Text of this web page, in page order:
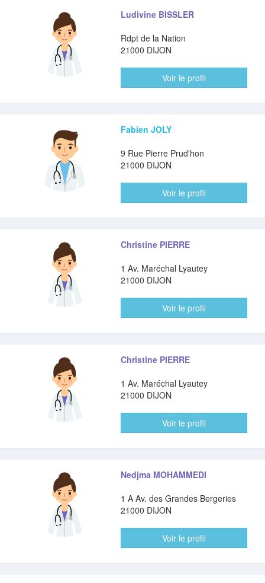
Ludivine BISSLER
Rdpt de la Nation
21000 DIJON
Voir le profil
Fabien JOLY
9 Rue Pierre Prud'hon
21000 DIJON
Voir le profil
Christine PIERRE
1 Av. Maréchal Lyautey
21000 DIJON
Voir le profil
Christine PIERRE
1 Av. Maréchal Lyautey
21000 DIJON
Voir le profil
Nedjma MOHAMMEDI
1 A Av. des Grandes Bergeries
21000 DIJON
Voir le profil